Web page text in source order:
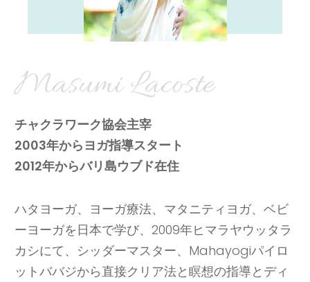
Masumi Lacoste
チャクラワーク協会主宰
2003年からヨガ指導スタート
2012年からバリ島ウブド在住
ハタヨーガ、ヨーガ療法、マタニティヨガ、ベビ
ーヨーガを日本で学び、2009年ヒマラヤウッタラ
カシにて、シッダーマスター、Mahayogiパイロ
ットババジから直接クリア法と瞑想の指導とディ